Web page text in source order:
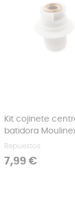
Kit cojinete
batidora
Repuestos
Precio
7,99 €